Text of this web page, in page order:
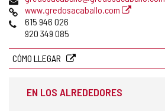
de
correo
electrónico
Página
Web
www.gredosacaballo.com
Teléfonos
615 946 026
920 349 085
CÓMO LLEGAR
EN LOS ALREDEDORES